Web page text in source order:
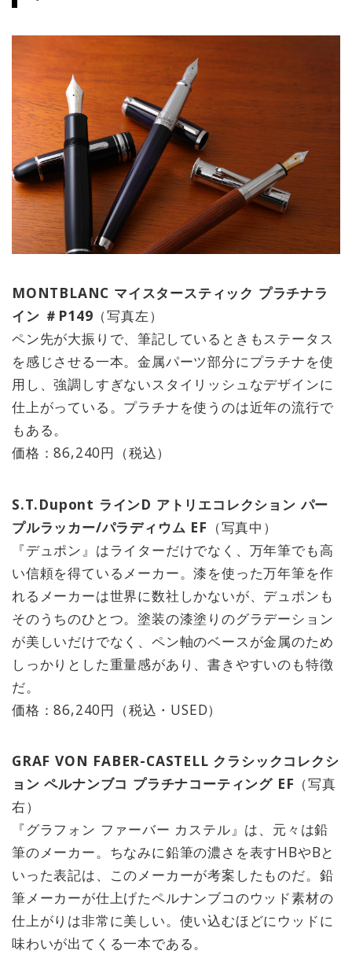
MONTBLANC マイスタースティック プラチナラ
イン ＃P149 （写真左）
ペン先が大振りで、筆記しているときもステータス
を感じさせる一本。金属パーツ部分にプラチナを使
用し、強調しすぎないスタイリッシュなデザインに
仕上がっている。プラチナを使うのは近年の流行で
もある。
価格：86,240円（税込）
S.T.Dupont ラインD アトリエコレクション パー
プルラッカー/パラディウム EF （写真中）
『デュポン』はライターだけでなく、万年筆でも高
い信頼を得ているメーカー。漆を使った万年筆を作
れるメーカーは世界に数社しかないが、デュポンも
そのうちのひとつ。塗装の漆塗りのグラデーション
が美しいだけでなく、ペン軸のベースが金属のため
しっかりとした重量感があり、書きやすいのも特徴
だ。
価格：86,240円（税込・USED）
GRAF VON FABER-CASTELL クラシックコレクシ
ョン ペルナンブコ プラチナコーティング EF （写真
右）
『グラフォン ファーバー カステル』は、元々は鉛
筆のメーカー。ちなみに鉛筆の濃さを表すHBやBと
いった表記は、このメーカーが考案したものだ。鉛
筆メーカーが仕上げたペルナンブコのウッド素材の
仕上がりは非常に美しい。使い込むほどにウッドに
味わいが出てくる一本である。